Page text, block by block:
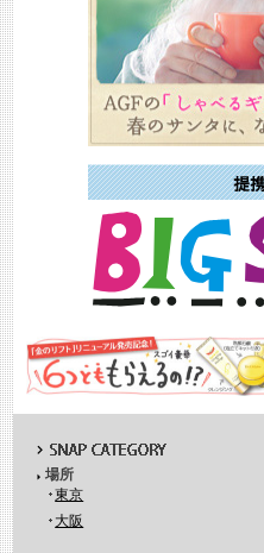
場所
東京
大阪